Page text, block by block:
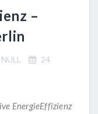
–
NULL
24
EnergieEffizienz